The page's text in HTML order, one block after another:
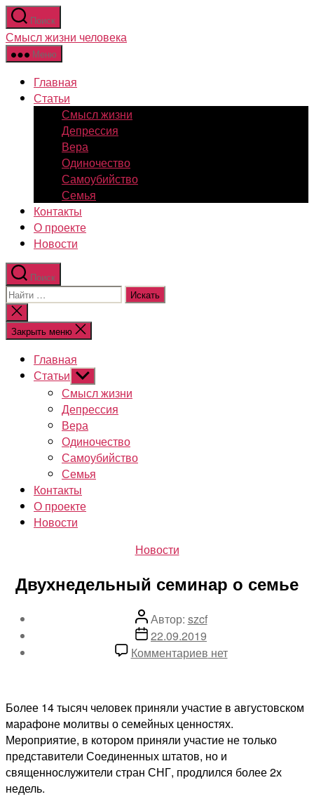
Перейти
к
содержимому
Поиск
Смысл жизни человека
Меню
Главная
Статьи
Смысл жизни
Депрессия
Вера
Одиночество
Самоубийство
Семья
Контакты
О проекте
Новости
Поиск
Поиск:
Закрыть
поиск
Закрыть меню
Главная
Статьи Показывать
подменю
Смысл жизни
Депрессия
Вера
Одиночество
Самоубийство
Семья
Контакты
О проекте
Новости
Рубрики
Новости
Двухнедельный семинар о семье
Автор
записи
Автор: szcf
Дата
записи
22.09.2019
Комментариевк
о
семье
нет
Более 14 тысяч человек приняли участие в августовском
марафоне молитвы о семейных ценностях.
Мероприятие, в котором приняли участие не только
представители Соединенных штатов, но и
священнослужители стран СНГ, продлился более 2х
недель.